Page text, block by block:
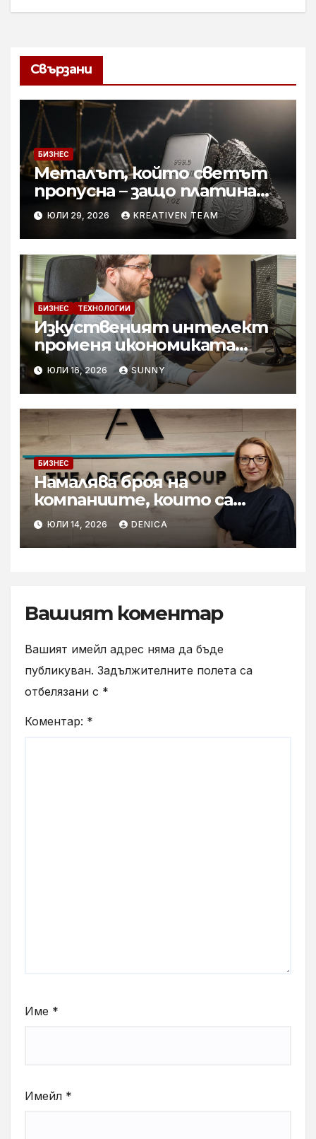
Свързани
БИЗНЕС
Металът, който светът
пропусна – защо платината
е тихата аристократка
сред инвестициите?
ЮЛИ 29, 2026 KREATIVEN TEAM
БИЗНЕС ТЕХНОЛОГИИ
Изкуственият интелект
променя икономиката
софтуерните решение за
бизнеса
ЮЛИ 16, 2026 SUNNY
БИЗНЕС
Намалява броя на
компаниите, които са
готови за мащабното
внедряване на AI
ЮЛИ 14, 2026 DENICA
Вашият коментар
Вашият имейл адрес няма да бъде
публикуван. Задължителните полета са
отбелязани с *
Коментар: *
Име *
Имейл *